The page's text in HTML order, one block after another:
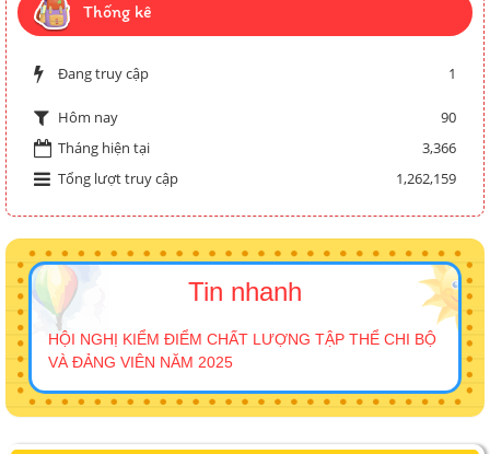
Thống kê
Đang truy cập 1
Hôm nay
90
Tháng hiện tại
3,366
Tổng lượt truy cập
1,262,159
Tin nhanh
HỘI NGHỊ KIỂM ĐIỂM CHẤT LƯỢNG TẬP THỂ CHI BỘ
VÀ ĐẢNG VIÊN NĂM 2025